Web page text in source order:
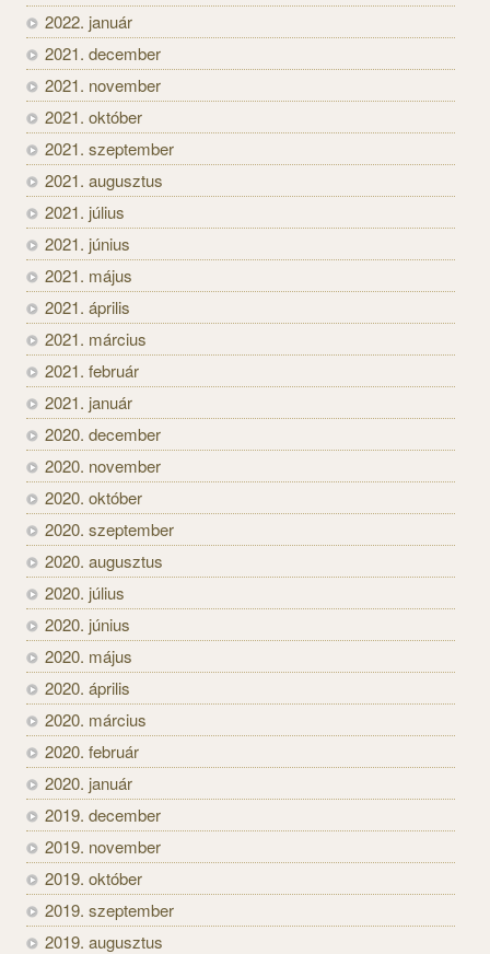
2022. január
2021. december
2021. november
2021. október
2021. szeptember
2021. augusztus
2021. július
2021. június
2021. május
2021. április
2021. március
2021. február
2021. január
2020. december
2020. november
2020. október
2020. szeptember
2020. augusztus
2020. július
2020. június
2020. május
2020. április
2020. március
2020. február
2020. január
2019. december
2019. november
2019. október
2019. szeptember
2019. augusztus